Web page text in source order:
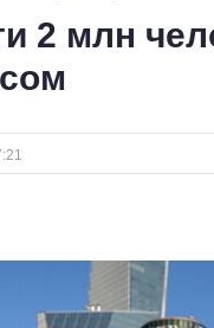
2 млн